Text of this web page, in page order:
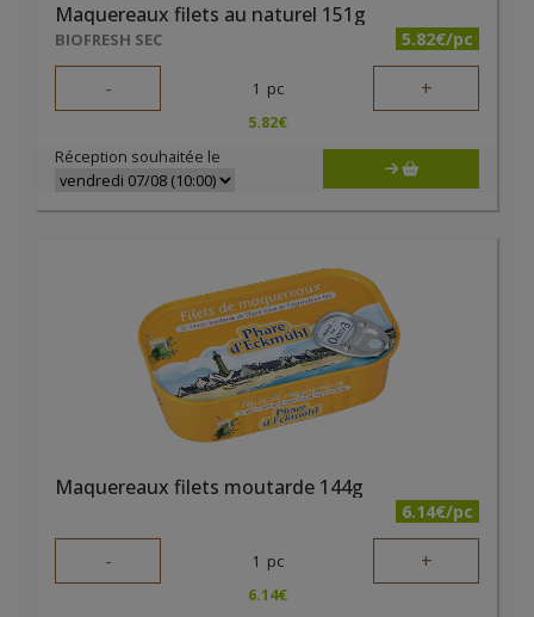
Maquereaux filets au naturel 151g
BIOFRESH SEC 5.82€/pc
- 1 pc +
5.82€
Réception souhaitée le
Maquereaux filets moutarde 144g
6.14€/pc
- 1 pc +
6.14€